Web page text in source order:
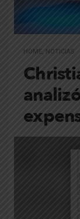
HOME, NOTICIAS